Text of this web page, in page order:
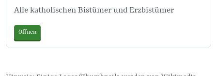
Alle katholischen Bistümer und Erzbistümer
Öffnen